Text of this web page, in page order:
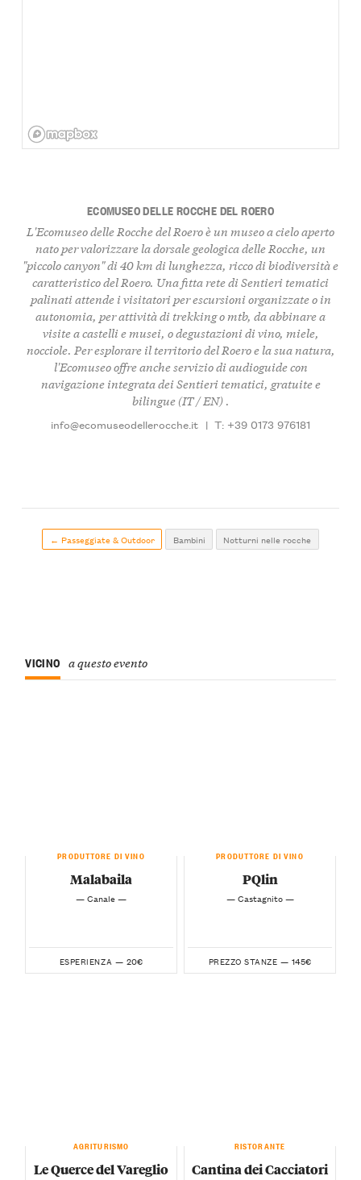
ECOMUSEO DELLE ROCCHE DEL ROERO
L'Ecomuseo delle Rocche del Roeroè un museo a cielo aperto
nato per valorizzare la dorsale geologica delleRocche, un
"piccolo canyon" di 40 km di lunghezza, ricco di biodiversità e
caratteristico del Roero. Una fitta rete di Sentieri tematici
palinati attende i visitatori per escursioni organizzate o in
autonomia, per attività di trekking o mtb, da abbinare a
visite a castelli e musei, o degustazioni di vino, miele,
nocciole. Per esplorare il territorio del Roero e la sua natura,
l'Ecomuseo offre anche servizio di audioguide con
navigazione integrata dei Sentieri tematici, gratuite e
bilingue (IT / EN) .
info@ecomuseodellerocche.it | T: +39 0173 976181
← Passeggiate & Outdoor Bambini Notturni nelle rocche
VICINO a questo evento
PRODUTTORE DI VINO
Malabaila
— Canale —
ESPERIENZA — 20€
PRODUTTORE DI VINO
PQlin
— Castagnito —
PREZZO STANZE — 145€
AGRITURISMO
Le Querce del Vareglio
RISTORANTE
Cantina dei Cacciatori